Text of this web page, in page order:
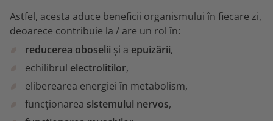
Astfel, acesta aduce beneficii organismului în fiecare zi,
deoarece contribuie la / are un rol în:
reducerea oboselii și a epuizării,
echilibrul electrolitilor,
eliberearea energiei în metabolism,
funcționarea sistemului nervos,